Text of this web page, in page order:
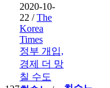
2020-10-
22 /The
Korea
Times
정부 개입,
경제 더 망
칠 수도